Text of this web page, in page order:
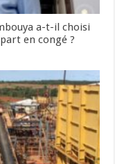
a-t-il choisi
en congé ?